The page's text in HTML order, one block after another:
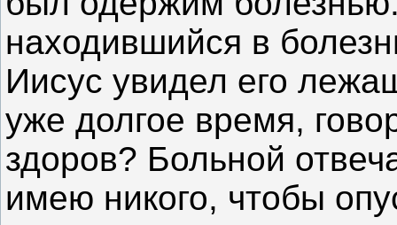
находившийся в
Иисус увидел его
уже долгое время,
здоров? Больной
имею никого, чтобы